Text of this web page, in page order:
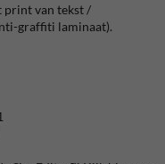
print van tekst /
graffiti laminaat).